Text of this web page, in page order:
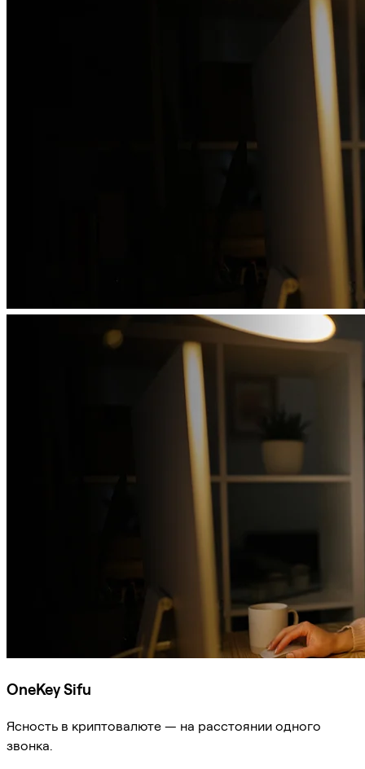
OneKey Sifu
Ясность в криптовалюте — на расстоянии одного
звонка.